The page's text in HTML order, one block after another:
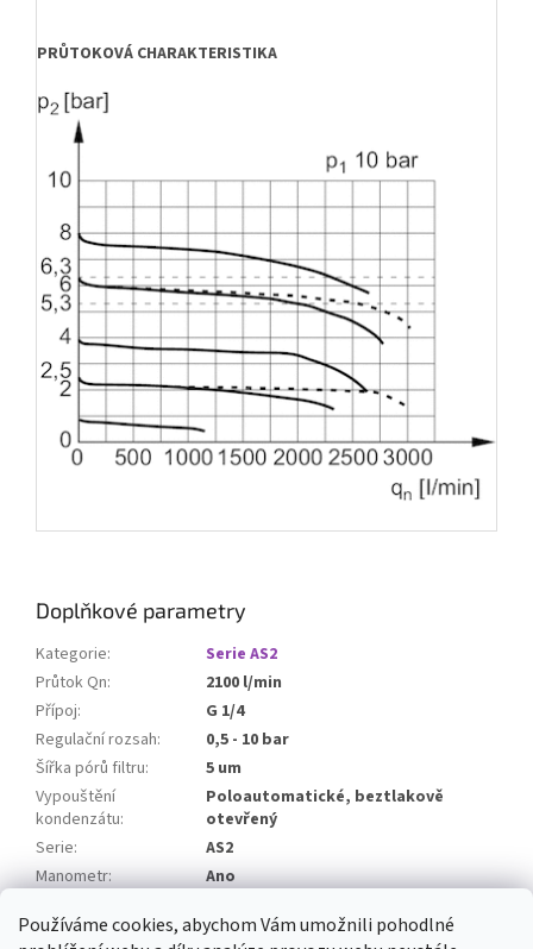
Používáme cookies, abychom Vám umožnili pohodlné
PRŮTOKOVÁ CHARAKTERISTIKA
Doplňkové parametry
Kategorie:
Serie AS2
Průtok Qn:
2100 l/min
Přípoj:
G 1/4
Regulační rozsah:
0,5 - 10 bar
Šířka pórů filtru:
5 um
Vypouštění
kondenzátu:
Poloautomatické, beztlakově
otevřený
Serie:
AS2
Manometr:
Ano